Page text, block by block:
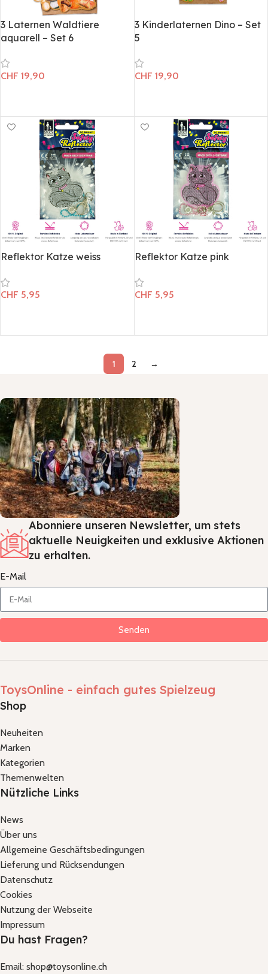
3 Laternen Waldtiere
aquarell – Set 6
CHF 19,90
3 Kinderlaternen Dino – Set
5
CHF 19,90
Reflektor Katze weiss
CHF 5,95
Reflektor Katze pink
CHF 5,95
1 2 →
Abonniere unseren Newsletter, um stets
aktuelle Neuigkeiten und exklusive Aktionen
zu erhalten.
E-Mail
Senden
ToysOnline - einfach gutes Spielzeug
Shop
Neuheiten
Marken
Kategorien
Themenwelten
Nützliche Links
News
Über uns
Allgemeine Geschäftsbedingungen
Lieferung und Rücksendungen
Datenschutz
Cookies
Nutzung der Webseite
Impressum
Du hast Fragen?
Email: shop@toysonline.ch